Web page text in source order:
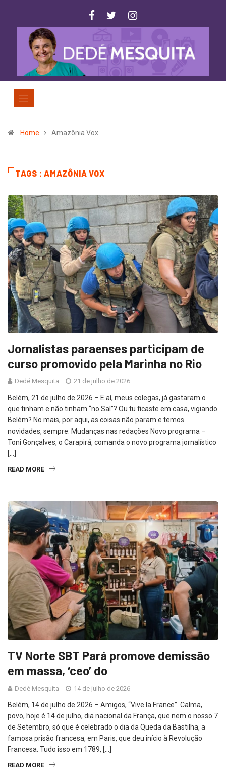
Home Amazônia Vox
TAGS : AMAZÔNIA VOX
Jornalistas paraenses participam de
curso promovido pela Marinha no Rio
Dedé Mesquita 21 de julho de 2026
Belém, 21 de julho de 2026 – E aí, meus colegas, já gastaram o
que tinham e não tinham “no Sal”? Ou tu ficaste em casa, vigiando
Belém? No mais, por aqui, as coisas não param e temos
novidades, sempre. Mudanças nas redações Novo programa –
Toni Gonçalves, o Carapirá, comanda o novo programa jornalístico
[…]
READ MORE
TV Norte SBT Pará promove demissão
em massa, ‘ceo’ do
Dedé Mesquita 14 de julho de 2026
Belém, 14 de julho de 2026 – Amigos, “Vive la France”. Calma,
povo, hoje é 14 de julho, dia nacional da França, que nem o nosso 7
de Setembro, só que é celebrado o dia da Queda da Bastilha, a
famosa prisão francesa, em Paris, que deu início à Revolução
Francesa. Tudo isso em 1789, […]
READ MORE